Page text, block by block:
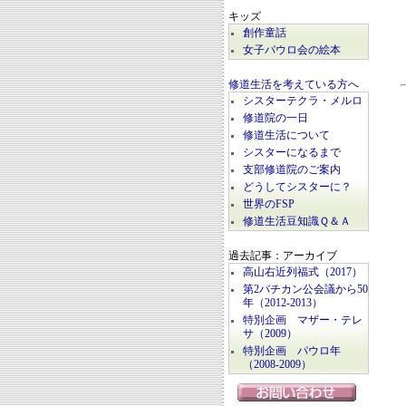
キッズ
創作童話
女子パウロ会の絵本
修道生活を考えている方へ
シスターテクラ・メルロ
修道院の一日
修道生活について
シスターになるまで
支部修道院のご案内
どうしてシスターに？
世界のFSP
修道生活豆知識Ｑ＆Ａ
過去記事：アーカイブ
高山右近列福式（2017）
第2バチカン公会議から50
年（2012-2013）
特別企画 マザー・テレ
サ（2009）
特別企画 パウロ年
（2008-2009）